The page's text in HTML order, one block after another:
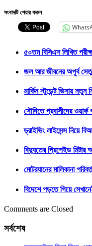
সংবাদটি শেয়ার করুন
৫০তম বিসিএস লিখিত
জল আর জীবনের অপূর্ব
মার্কিন স্টুডেন্ট ভিসায় নতুন
সৌদিতে প্রবাসীদের
ড্রাইভিং লাইসেন্স নিয়ে
বিদ্যুতের প্রিপেইড মিটার
মোটরযানের মালিকানা
বিদেশে পড়তে গিয়ে
Comments are Closed
সর্বশেষ